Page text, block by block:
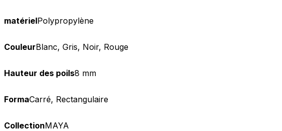
matérielPolypropylène
CouleurBlanc, Gris, Noir, Rouge
Hauteur des poils8 mm
FormaCarré, Rectangulaire
CollectionMAYA